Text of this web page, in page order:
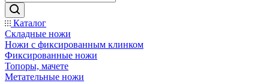
Каталог
Складные ножи
Ножи с фиксированным клинком
Фиксированные ножи
Топоры, мачете
Метательные ножи